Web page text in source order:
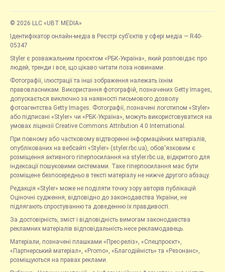
© 2026 LLC «UBT MEDIA»
Ідентифікатор онлайн-медіа в Реєстрі суб’єктів у сфері медіа — R40-
05347
Styler є розважальним проєктом «РБК-Україна», який розповідає про
людей, тренди і все, що цікаво читати поза новинами.
Фотографії, ілюстрації та інші зображення належать їхнім
правовласникам. Використання фотографій, позначених Getty Images,
допускається виключно за наявності письмового дозволу
фотоагентства Getty Images. Фотографії, позначені логотипом «Styler»
або підписані «Styler» чи «РБК-Україна», можуть використовуватися на
умовах ліцензії Creative Commons Attribution 4.0 International.
При повному або частковому відтворенні інформаційних матеріалів,
опублікованих на вебсайті «Styler» (styler.rbc.ua), обов'язковим є
розміщення активного гіперпосилання на styler.rbc.ua, відкритого для
індексації пошуковими системами. Таке гіперпосилання має бути
розміщене безпосередньо в тексті матеріалу не нижче другого абзацу.
Редакція «Styler» може не поділяти точку зору авторів публікацій.
Оціночні судження, відповідно до законодавства України, не
підлягають спростуванню та доведенню їх правдивості.
За достовірність, зміст і відповідність вимогам законодавства
рекламних матеріалів відповідальність несе рекламодавець.
Матеріали, позначені плашками «Прес-реліз», «Спецпроєкт»,
«Партнерський матеріал», «Promo», «Благодійність» та «Резонанс»,
розміщуються на правах реклами.